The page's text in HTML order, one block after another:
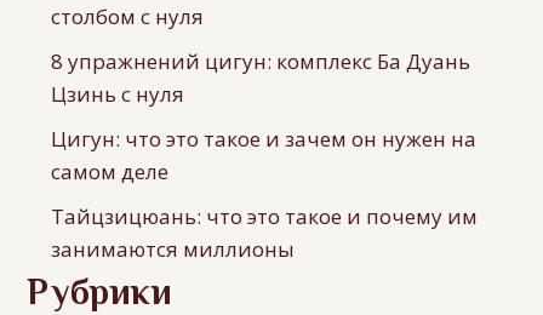
столбом с нуля
8 упражнений цигун: комплекс Ба Дуань
Цзинь с нуля
Цигун: что это такое и зачем он нужен на
самом деле
Тайцзицюань: что это такое и почему им
занимаются миллионы
Рубрики